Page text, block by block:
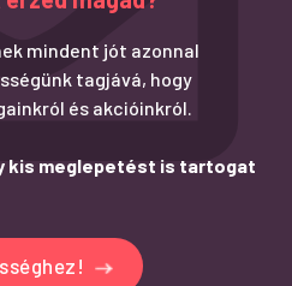
mindent jót azonnal
tagjává, hogy
és akcióinkról.
kis meglepetést is tartogat